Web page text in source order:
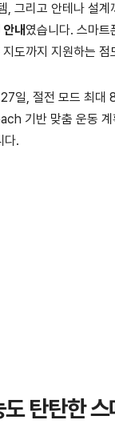
그리고 안테나 설계
내였습니다. 스마트
도까지 지원하는 점
일, 절전 모드 최대
기반 맞춤 운동
다.
탄탄한 스